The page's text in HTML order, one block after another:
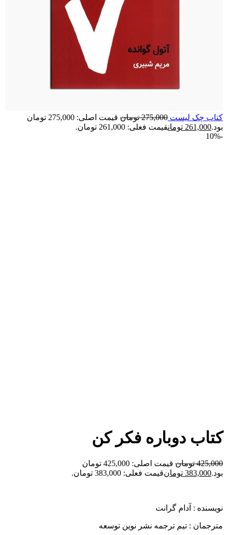
کتاب چک لیست 275,000 تومان
قیمت اصلی: 275,000 تومان
بود.261,000 تومانقیمت فعلی: 261,000 تومان.
-10%
کتاب دوباره فکر کن
425,000 تومان
قیمت اصلی: 425,000 تومان
بود.383,000 تومانقیمت فعلی: 383,000 تومان.
نویسنده : آدام گرانت
مترجمان : تيم ترجمه نشر نوين توسعه